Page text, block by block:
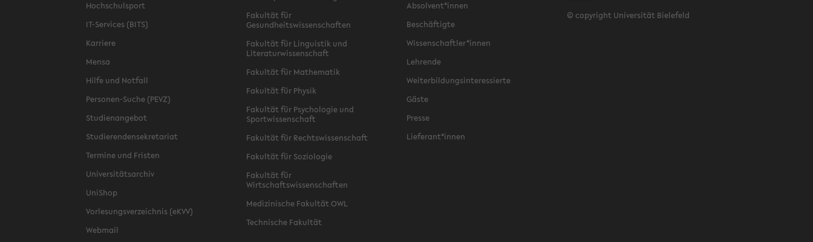
Hochschulsport
IT-Services (BITS)
Karriere
Mensa
Hilfe und Notfall
Personen-Suche (PEVZ)
Studienangebot
Studierendensekretariat
Termine und Fristen
Universitätsarchiv
UniShop
Vorlesungsverzeichnis (eKVV)
Webmail
Fakultät für
Gesundheitswissenschaften
Fakultät für Linguistik und
Literaturwissenschaft
Fakultät für Mathematik
Fakultät für Physik
Fakultät für Psychologie und
Sportwissenschaft
Fakultät für Rechtswissenschaft
Fakultät für Soziologie
Fakultät für
Wirtschaftswissenschaften
Medizinische Fakultät OWL
Technische Fakultät
Absolvent*innen
Beschäftigte
Wissenschaftler*innen
Lehrende
Weiterbildungsinteressierte
Gäste
Presse
Lieferant*innen
© copyright Universität Bielefeld